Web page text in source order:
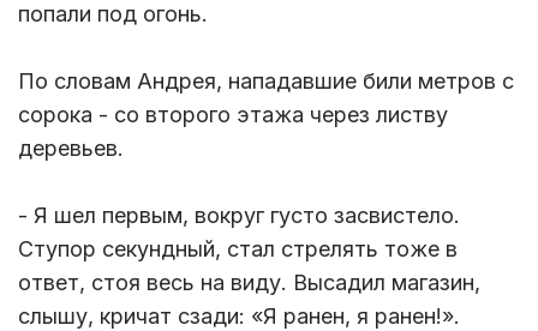
попали под огонь.
По словам Андрея, нападавшие били метров с
сорока - со второго этажа через листву
деревьев.
- Я шел первым, вокруг густо засвистело.
Ступор секундный, стал стрелять тоже в
ответ, стоя весь на виду. Высадил магазин,
слышу, кричат сзади: «Я ранен, я ранен!».